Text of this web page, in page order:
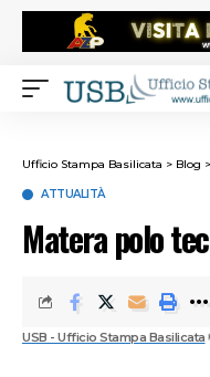
Ufficio Stampa Basilicata > Blog >
ATTUALITÀ
Matera polo
USB - Ufficio Stampa Basilicata